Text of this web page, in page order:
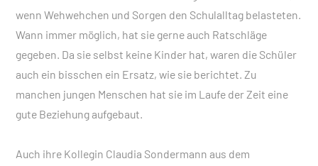
wenn Wehwehchen und Sorgen den Schulalltag belasteten.
Wann immer möglich, hat sie gerne auch Ratschläge
gegeben. Da sie selbst keine Kinder hat, waren die Schüler
auch ein bisschen ein Ersatz, wie sie berichtet. Zu
manchen jungen Menschen hat sie im Laufe der Zeit eine
gute Beziehung aufgebaut.
Auch ihre Kollegin Claudia Sondermann aus dem